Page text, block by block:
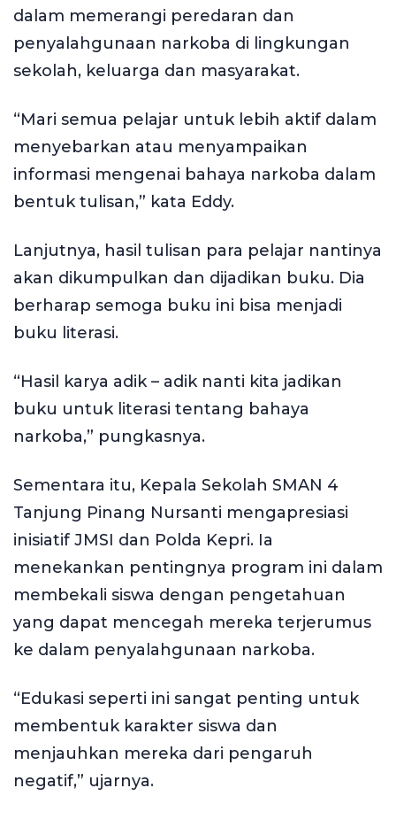
dalam memerangi peredaran dan
penyalahgunaan narkoba di lingkungan
sekolah, keluarga dan masyarakat.
“Mari semua pelajar untuk lebih aktif dalam
menyebarkan atau menyampaikan
informasi mengenai bahaya narkoba dalam
bentuk tulisan,” kata Eddy.
Lanjutnya, hasil tulisan para pelajar nantinya
akan dikumpulkan dan dijadikan buku. Dia
berharap semoga buku ini bisa menjadi
buku literasi.
“Hasil karya adik – adik nanti kita jadikan
buku untuk literasi tentang bahaya
narkoba,” pungkasnya.
Sementara itu, Kepala Sekolah SMAN 4
Tanjung Pinang Nursanti mengapresiasi
inisiatif JMSI dan Polda Kepri. Ia
menekankan pentingnya program ini dalam
membekali siswa dengan pengetahuan
yang dapat mencegah mereka terjerumus
ke dalam penyalahgunaan narkoba.
“Edukasi seperti ini sangat penting untuk
membentuk karakter siswa dan
menjauhkan mereka dari pengaruh
negatif,” ujarnya.